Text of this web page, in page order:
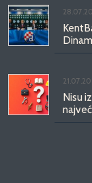
Nisu